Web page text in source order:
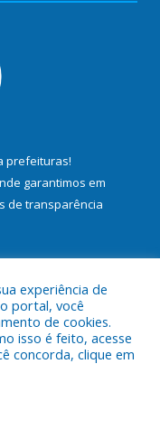
prefeituras!
garantimos em
de transparência
Municipal de Bujaru.
experiência de
portal, você
de cookies.
isso é feito, acesse
concorda, clique em